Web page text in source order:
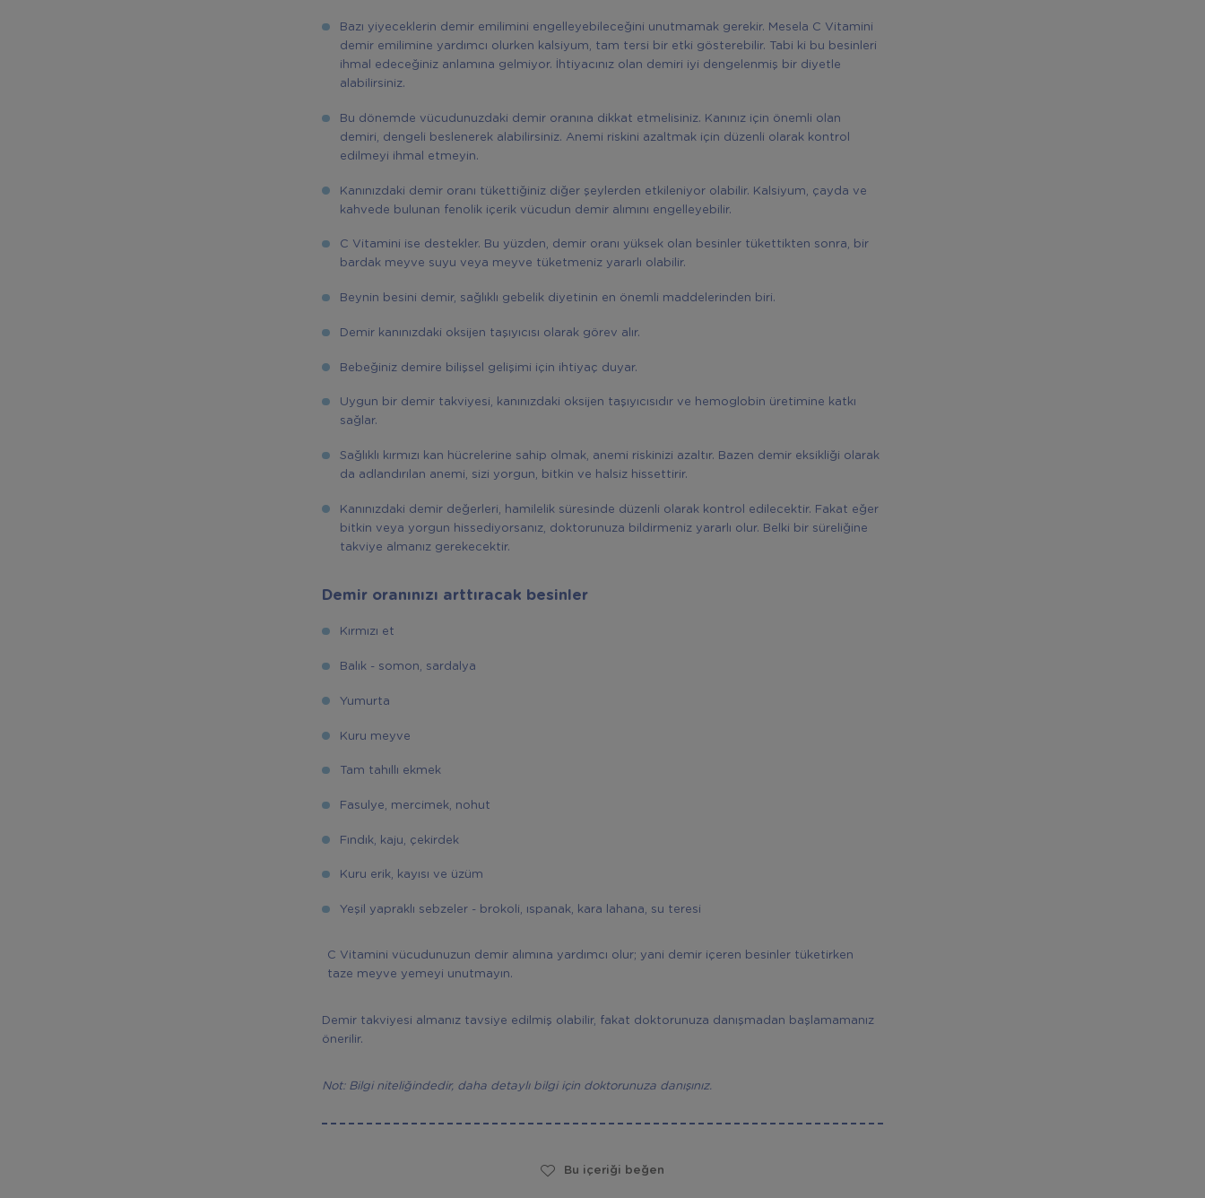
Bazı yiyeceklerin demir emilimini engelleyebileceğini unutmamak gerekir. Mesela C Vitamini
demir emilimine yardımcı olurken kalsiyum, tam tersi bir etki gösterebilir. Tabi ki bu besinleri
ihmal edeceğiniz anlamına gelmiyor. İhtiyacınız olan demiri iyi dengelenmiş bir diyetle
alabilirsiniz.
Bu dönemde vücudunuzdaki demir oranına dikkat etmelisiniz. Kanınız için önemli olan
demiri, dengeli beslenerek alabilirsiniz. Anemi riskini azaltmak için düzenli olarak kontrol
edilmeyi ihmal etmeyin.
Kanınızdaki demir oranı tükettiğiniz diğer şeylerden etkileniyor olabilir. Kalsiyum, çayda ve
kahvede bulunan fenolik içerik vücudun demir alımını engelleyebilir.
C Vitamini ise destekler. Bu yüzden, demir oranı yüksek olan besinler tükettikten sonra, bir
bardak meyve suyu veya meyve tüketmeniz yararlı olabilir.
Beynin besini demir, sağlıklı gebelik diyetinin en önemli maddelerinden biri.
Demir kanınızdaki oksijen taşıyıcısı olarak görev alır.
Bebeğiniz demire bilişsel gelişimi için ihtiyaç duyar.
Uygun bir demir takviyesi, kanınızdaki oksijen taşıyıcısıdır ve hemoglobin üretimine katkı
sağlar.
Sağlıklı kırmızı kan hücrelerine sahip olmak, anemi riskinizi azaltır. Bazen demir eksikliği olarak
da adlandırılan anemi, sizi yorgun, bitkin ve halsiz hissettirir.
Kanınızdaki demir değerleri, hamilelik süresinde düzenli olarak kontrol edilecektir. Fakat eğer
bitkin veya yorgun hissediyorsanız, doktorunuza bildirmeniz yararlı olur. Belki bir süreliğine
takviye almanız gerekecektir.
Demir oranınızı arttıracak besinler
Kırmızı et
Balık - somon, sardalya
Yumurta
Kuru meyve
Tam tahıllı ekmek
Fasulye, mercimek, nohut
Fındık, kaju, çekirdek
Kuru erik, kayısı ve üzüm
Yeşil yapraklı sebzeler - brokoli, ıspanak, kara lahana, su teresi
C Vitamini vücudunuzun demir alımına yardımcı olur; yani demir içeren besinler tüketirken
taze meyve yemeyi unutmayın.
Demir takviyesi almanız tavsiye edilmiş olabilir, fakat doktorunuza danışmadan başlamamanız
önerilir.
Not: Bilgi niteliğindedir, daha detaylı bilgi için doktorunuza danışınız.
Bu içeriği beğen